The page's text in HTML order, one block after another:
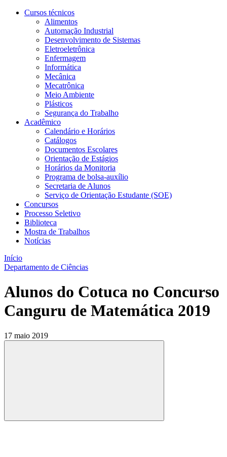
Cursos técnicos
Alimentos
Automação Industrial
Desenvolvimento de Sistemas
Eletroeletrônica
Enfermagem
Informática
Mecânica
Mecatrônica
Meio Ambiente
Plásticos
Segurança do Trabalho
Acadêmico
Calendário e Horários
Catálogos
Documentos Escolares
Orientação de Estágios
Horários da Monitoria
Programa de bolsa-auxílio
Secretaria de Alunos
Serviço de Orientação Estudante (SOE)
Concursos
Processo Seletivo
Biblioteca
Mostra de Trabalhos
Notícias
Início
Departamento de Ciências
Alunos do Cotuca no Concurso
Canguru de Matemática 2019
17 maio 2019
Compartilhar